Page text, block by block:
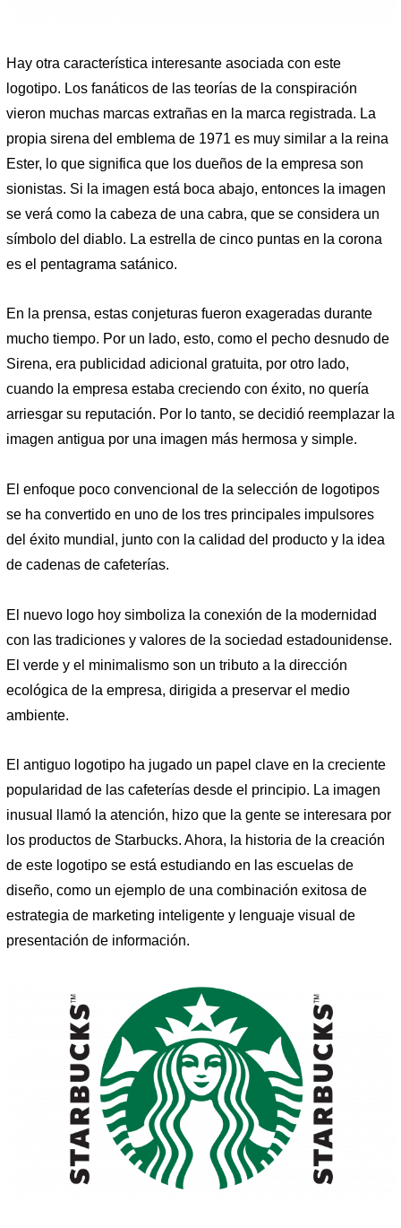
Hay otra característica interesante asociada con este
logotipo. Los fanáticos de las teorías de la conspiración
vieron muchas marcas extrañas en la marca registrada. La
propia sirena del emblema de 1971 es muy similar a la reina
Ester, lo que significa que los dueños de la empresa son
sionistas. Si la imagen está boca abajo, entonces la imagen
se verá como la cabeza de una cabra, que se considera un
símbolo del diablo. La estrella de cinco puntas en la corona
es el pentagrama satánico.
En la prensa, estas conjeturas fueron exageradas durante
mucho tiempo. Por un lado, esto, como el pecho desnudo de
Sirena, era publicidad adicional gratuita, por otro lado,
cuando la empresa estaba creciendo con éxito, no quería
arriesgar su reputación. Por lo tanto, se decidió reemplazar la
imagen antigua por una imagen más hermosa y simple.
El enfoque poco convencional de la selección de logotipos
se ha convertido en uno de los tres principales impulsores
del éxito mundial, junto con la calidad del producto y la idea
de cadenas de cafeterías.
El nuevo logo hoy simboliza la conexión de la modernidad
con las tradiciones y valores de la sociedad estadounidense.
El verde y el minimalismo son un tributo a la dirección
ecológica de la empresa, dirigida a preservar el medio
ambiente.
El antiguo logotipo ha jugado un papel clave en la creciente
popularidad de las cafeterías desde el principio. La imagen
inusual llamó la atención, hizo que la gente se interesara por
los productos de Starbucks. Ahora, la historia de la creación
de este logotipo se está estudiando en las escuelas de
diseño, como un ejemplo de una combinación exitosa de
estrategia de marketing inteligente y lenguaje visual de
presentación de información.